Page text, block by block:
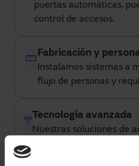
puertas automáticas,
control de accesos.
Fabricación y
Instalamos sistemas a
flujo de personas y
Tecnología avanzada
Nuestras soluciones de
permiten
integración con